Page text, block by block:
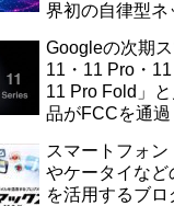
界初の自律型ネ
通信品質も改善
Googleの次期
11・11 Pro・11
11 Pro Fold」
品がFCCを通過
スマートフォン
やケータイなど
を活用するブロ